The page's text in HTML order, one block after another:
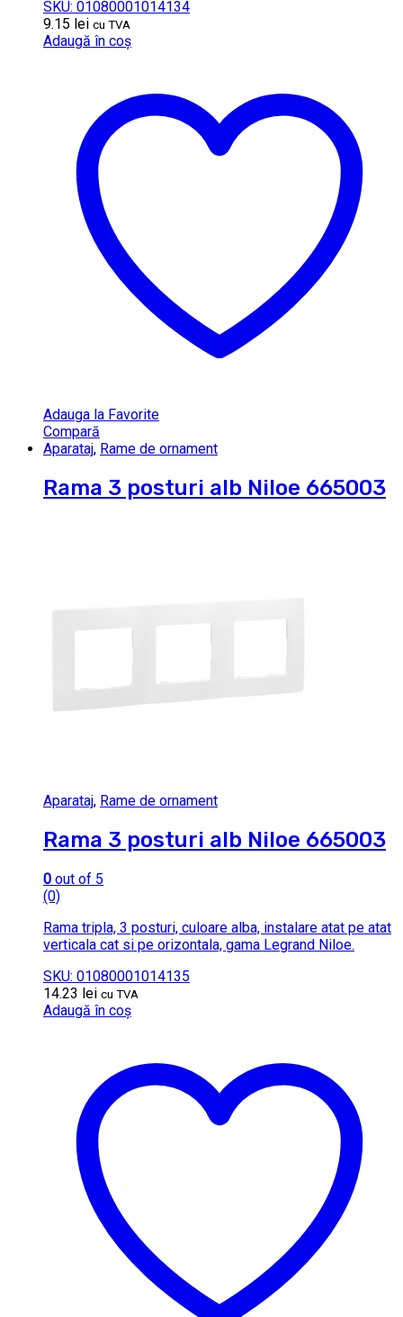
SKU: 01080001014134
9.15 lei cu TVA
Adaugă în coș
Adauga la Favorite
Compară
Aparataj, Rame de ornament
Rama 3 posturi alb Niloe 665003
Aparataj, Rame de ornament
Rama 3 posturi alb Niloe 665003
0 out of 5
(0)
Rama tripla, 3 posturi, culoare alba, instalare atat pe atat
verticala cat si pe orizontala, gama Legrand Niloe.
SKU: 01080001014135
14.23 lei cu TVA
Adaugă în coș